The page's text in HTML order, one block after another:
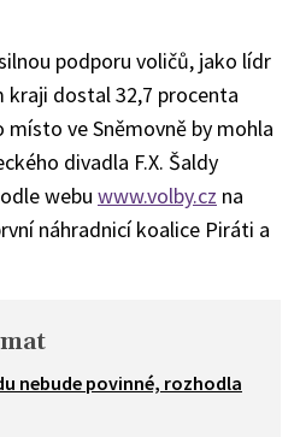
podporu voličů, jako lídr
kraji dostal 32,7 procenta
ve Sněmovně by mohla
divadla F.X. Šaldy
webu www.volby.cz na
náhradnicí koalice Piráti a
nebude povinné, rozhodla